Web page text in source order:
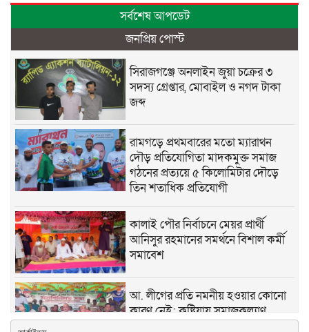
সর্বশেষ আপডেট
জনপ্রিয় পোস্ট
সিরাজগঞ্জে অনলাইন জুয়া চক্রের ৩
সদস্য গ্রেপ্তার, মোবাইল ও নগদ টাকা
জব্দ
রামগড়ে প্রথমবারের মতো ম্যারাথন
দৌড় প্রতিযোগিতা মাদকমুক্ত সমাজ
গঠনের প্রত্যয়ে ৫ কিলোমিটার দৌড়ে
তিন শতাধিক প্রতিযোগী
কালাই পৌর নির্বাচনে মেয়র প্রার্থী
আনিসুর রহমানের সমর্থনে বিশাল কর্মী
সমাবেশ
আ. লীগের প্রতি নমনীয় হওয়ার কোনো
কারণ নেই: কুষ্টিয়ায় সমাজকল্যাণ